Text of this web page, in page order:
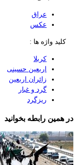
عراق
عکس
کلید واژه ها :
کربلا
اربعین حسینی
زائران اربعین
گرد و غبار
ریزگرد
در همین رابطه بخوانید